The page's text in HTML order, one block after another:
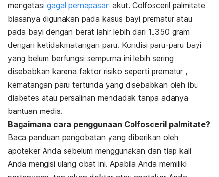
mengatasi gagal pernapasan akut. Colfosceril palmitate
biasanya digunakan pada kasus bayi prematur atau
pada bayi dengan berat lahir lebih dari 1..350 gram
dengan ketidakmatangan paru. Kondisi paru-paru bayi
yang belum berfungsi sempurna ini lebih sering
disebabkan karena faktor risiko seperti prematur ,
kematangan paru tertunda yang disebabkan oleh ibu
diabetes atau persalinan mendadak tanpa adanya
bantuan medis.
Bagaimana cara penggunaan Colfosceril palmitate?
Baca panduan pengobatan yang diberikan oleh
apoteker Anda sebelum menggunakan dan tiap kali
Anda mengisi ulang obat ini. Apabila Anda memiliki